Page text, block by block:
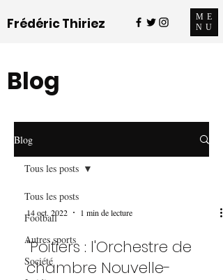
Frédéric Thiriez
ME
NU
Blog
Blog
Tous les posts
Football
Autres sports
Société
Tous les posts
14 oct. 2022 1 min de lecture
"Poitiers : l'Orchestre de
chambre Nouvelle-